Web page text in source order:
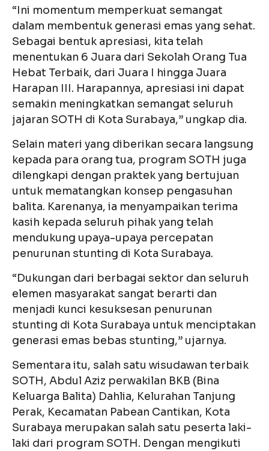
“Ini momentum memperkuat semangat
dalam membentuk generasi emas yang sehat.
Sebagai bentuk apresiasi, kita telah
menentukan 6 Juara dari Sekolah Orang Tua
Hebat Terbaik, dari Juara I hingga Juara
Harapan III. Harapannya, apresiasi ini dapat
semakin meningkatkan semangat seluruh
jajaran SOTH di Kota Surabaya,” ungkap dia.
Selain materi yang diberikan secara langsung
kepada para orang tua, program SOTH juga
dilengkapi dengan praktek yang bertujuan
untuk mematangkan konsep pengasuhan
balita. Karenanya, ia menyampaikan terima
kasih kepada seluruh pihak yang telah
mendukung upaya-upaya percepatan
penurunan stunting di Kota Surabaya.
“Dukungan dari berbagai sektor dan seluruh
elemen masyarakat sangat berarti dan
menjadi kunci kesuksesan penurunan
stunting di Kota Surabaya untuk menciptakan
generasi emas bebas stunting,” ujarnya.
Sementara itu, salah satu wisudawan terbaik
SOTH, Abdul Aziz perwakilan BKB (Bina
Keluarga Balita) Dahlia, Kelurahan Tanjung
Perak, Kecamatan Pabean Cantikan, Kota
Surabaya merupakan salah satu peserta laki-
laki dari program SOTH. Dengan mengikuti